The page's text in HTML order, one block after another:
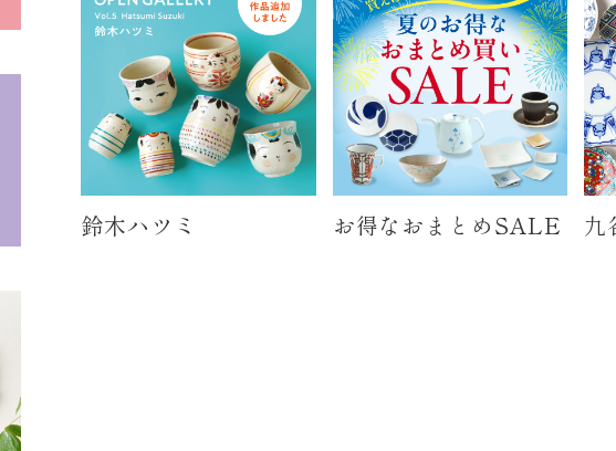
鈴木ハツミ お得なおまとめSALE 九